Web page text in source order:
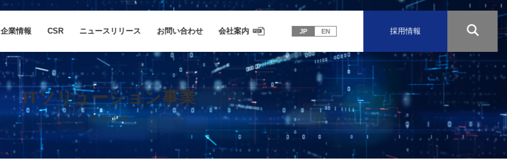
企業情報 CSR ニュースリリース お問い合わせ 会社案内 採用情報
ITソリューション事業
IT Solution